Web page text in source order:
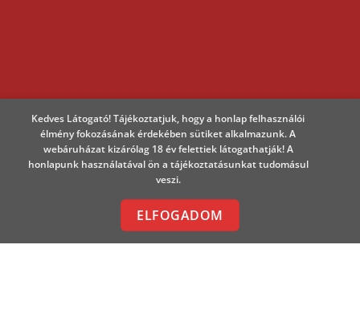
Kedves Látogató! Tájékoztatjuk, hogy a honlap felhasználói
élmény fokozásának érdekében sütiket alkalmazunk. A
webáruházat kizárólag 18 év felettiek látogathatják! A
honlapunk használatával ön a tájékoztatásunkat tudomásul
veszi.
ELFOGADOM